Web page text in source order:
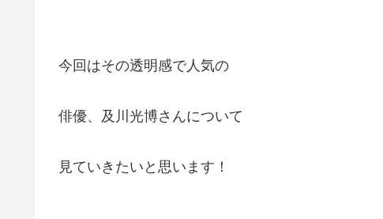
今回はその透明感で人気の
俳優、及川光博さんについて
見ていきたいと思います！